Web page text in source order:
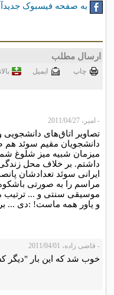
به صفحه فیسبوک
ارسال مطلب
چاپ ايميل
- امیر، 2011/04/27
تصاویر اتاق‌های
دانشجویان مقیم سوئد هم
میزمان شبیه میز شلوغ
داشتم. بر خلاف محل
ایرانی سوئد تعدادشان
مراسم را به صورتی
موسیقی سنتی و ... ترتیب
و یاور همه ماست! :دی ...
- قاضی زاده، 2011/04/01
خوب شد که این بار "دیگر